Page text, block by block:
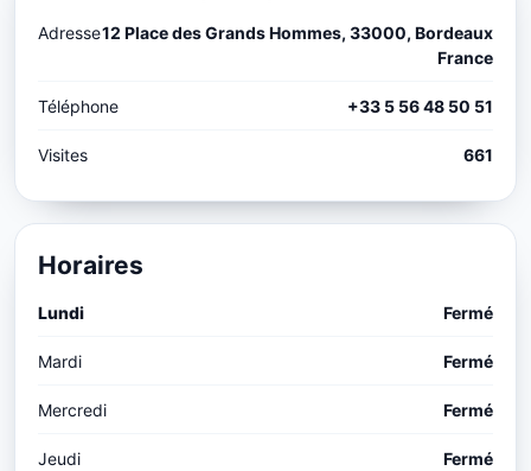
Adresse12 Place des Grands Hommes, 33000, Bordeaux
France
Téléphone +33 5 56 48 50 51
Visites 661
Horaires
Lundi Fermé
Mardi Fermé
Mercredi Fermé
Jeudi Fermé